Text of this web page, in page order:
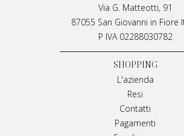
Via G. Matteotti, 91
87055 San Giovanni in Fiore
P IVA 02288030782
SHOPPING
L'azienda
Resi
Contatti
Pagamenti